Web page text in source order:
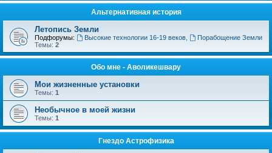
Альтернативная история
Летопись Земли
Подфорумы: Высокие технологии 16-19 веков,
Порабощение Земли
Темы: 2
Обо мне - Аволикешвару
Мои жизненные установки
Темы: 1
Необычное в моей жизни
Темы: 1
Гнездо Астрофизика